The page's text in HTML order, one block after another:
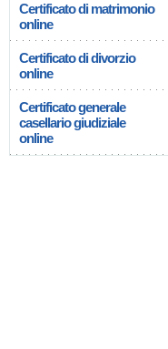
Certificato di matrimonio
online
Certificato di divorzio
online
Certificato generale
casellario giudiziale
online